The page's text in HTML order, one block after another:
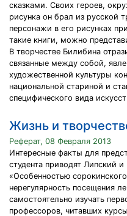
сказками. Своих героев,
рисунка он брал из русской
персонажи в его рисунках
такие книги, можно
В творчестве Билибина
связанные между собой,
художественной культуры
национальной стариной и
специфического вида
Жизнь и
Реферат, 08 Февраля 2013
Интересные факты для
студента приводят Липский
«Особенностью
нерегулярность посещения
самостоятельно изучать
профессоров, читавших